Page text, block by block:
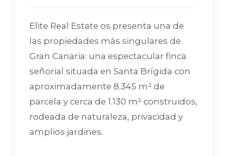
Elite Real Estate os presenta una de
las propiedades más singulares de
Gran Canaria: una espectacular finca
señorial situada en Santa Brígida con
aproximadamente 8.345 m² de
parcela y cerca de 1.130 m² construidos,
rodeada de naturaleza, privacidad y
amplios jardines.